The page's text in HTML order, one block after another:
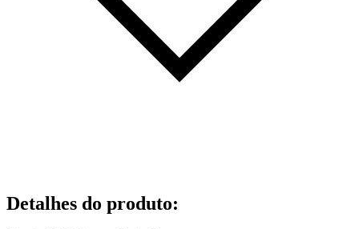
Detalhes do produto: